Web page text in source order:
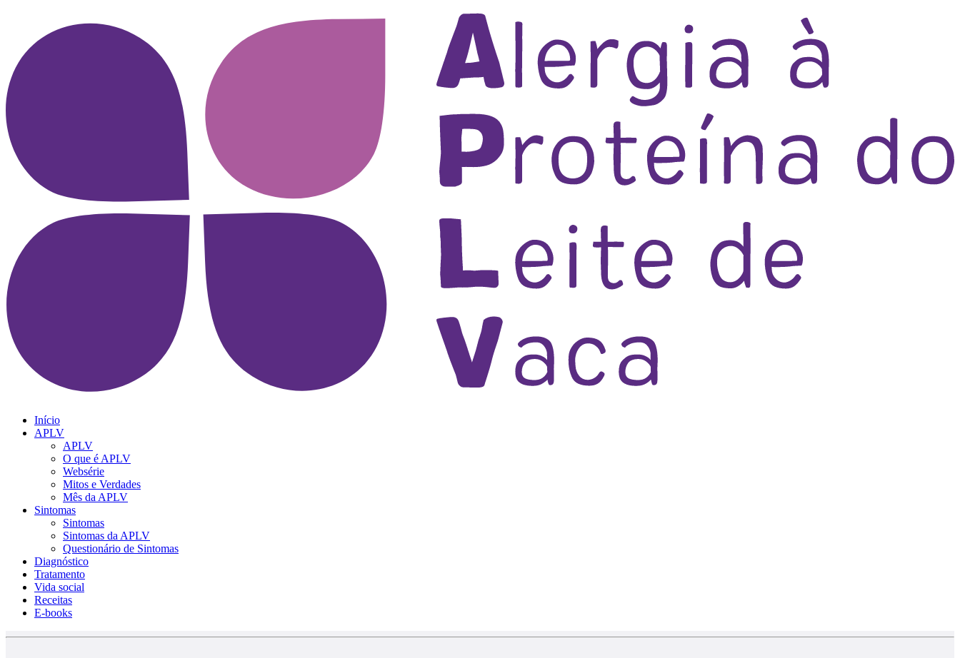
Início
APLV
APLV
O que é APLV
Websérie
Mitos e Verdades
Mês da APLV
Sintomas
Sintomas
Sintomas da APLV
Questionário de Sintomas
Diagnóstico
Tratamento
Vida social
Receitas
E-books